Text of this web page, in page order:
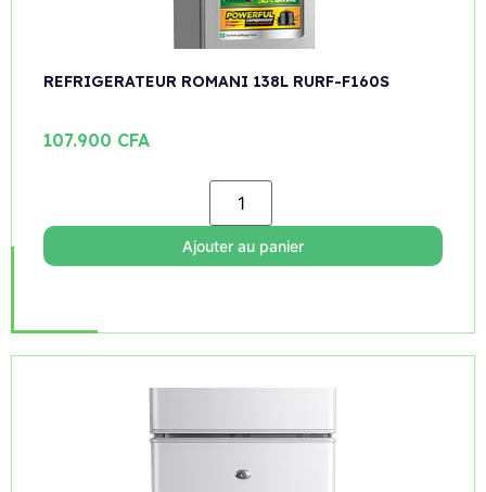
REFRIGERATEUR ROMANI 138L RURF-F160S
107.900 CFA
Ajouter au panier